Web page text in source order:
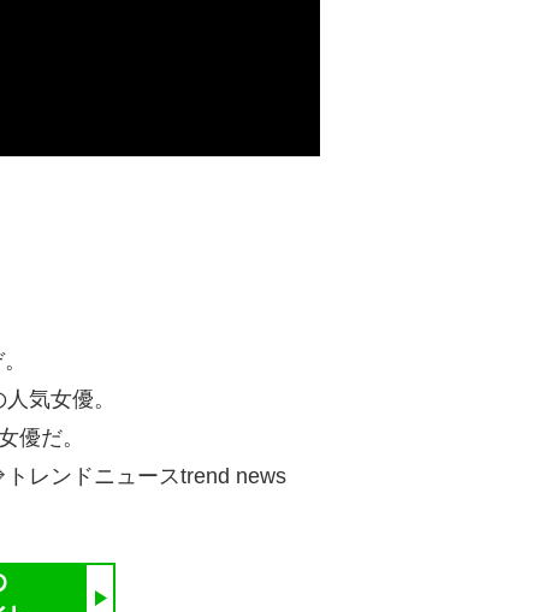
気女優。
優だ。
レンドニュースtrend news